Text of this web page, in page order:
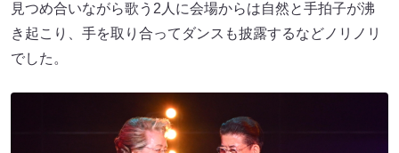
見つめ合いながら歌う2人に会場からは自然と手拍子が沸
き起こり、手を取り合ってダンスも披露するなどノリノリ
でした。